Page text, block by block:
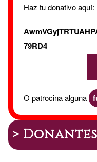
Haz tu donativo aquí:
79RD4
O patrocina alguna
> Donantes